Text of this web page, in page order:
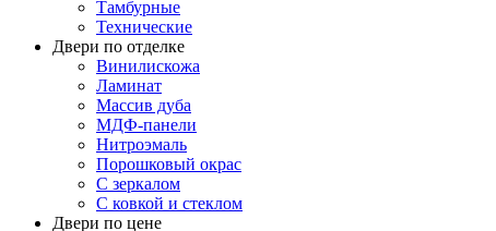
Тамбурные
Технические
Двери по отделке
Винилискожа
Ламинат
Массив дуба
МДФ-панели
Нитроэмаль
Порошковый окрас
С зеркалом
С ковкой и стеклом
Двери по цене